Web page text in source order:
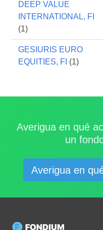
DEEP VALUE
INTERNATIONAL, FI
(1)
GESIURIS EURO
EQUITIES, FI (1)
Averigua en qué
un
Averigua en